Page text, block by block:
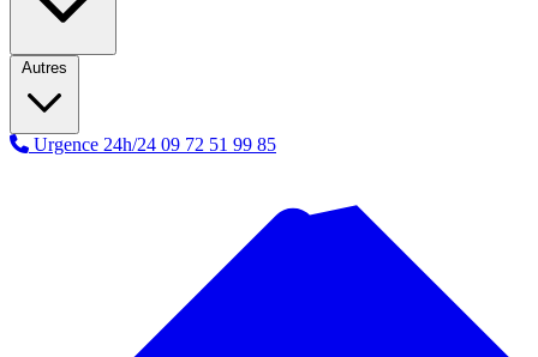
Autres
Urgence 24h/24 09 72 51 99 85